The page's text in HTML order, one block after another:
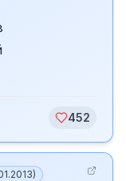
452
)